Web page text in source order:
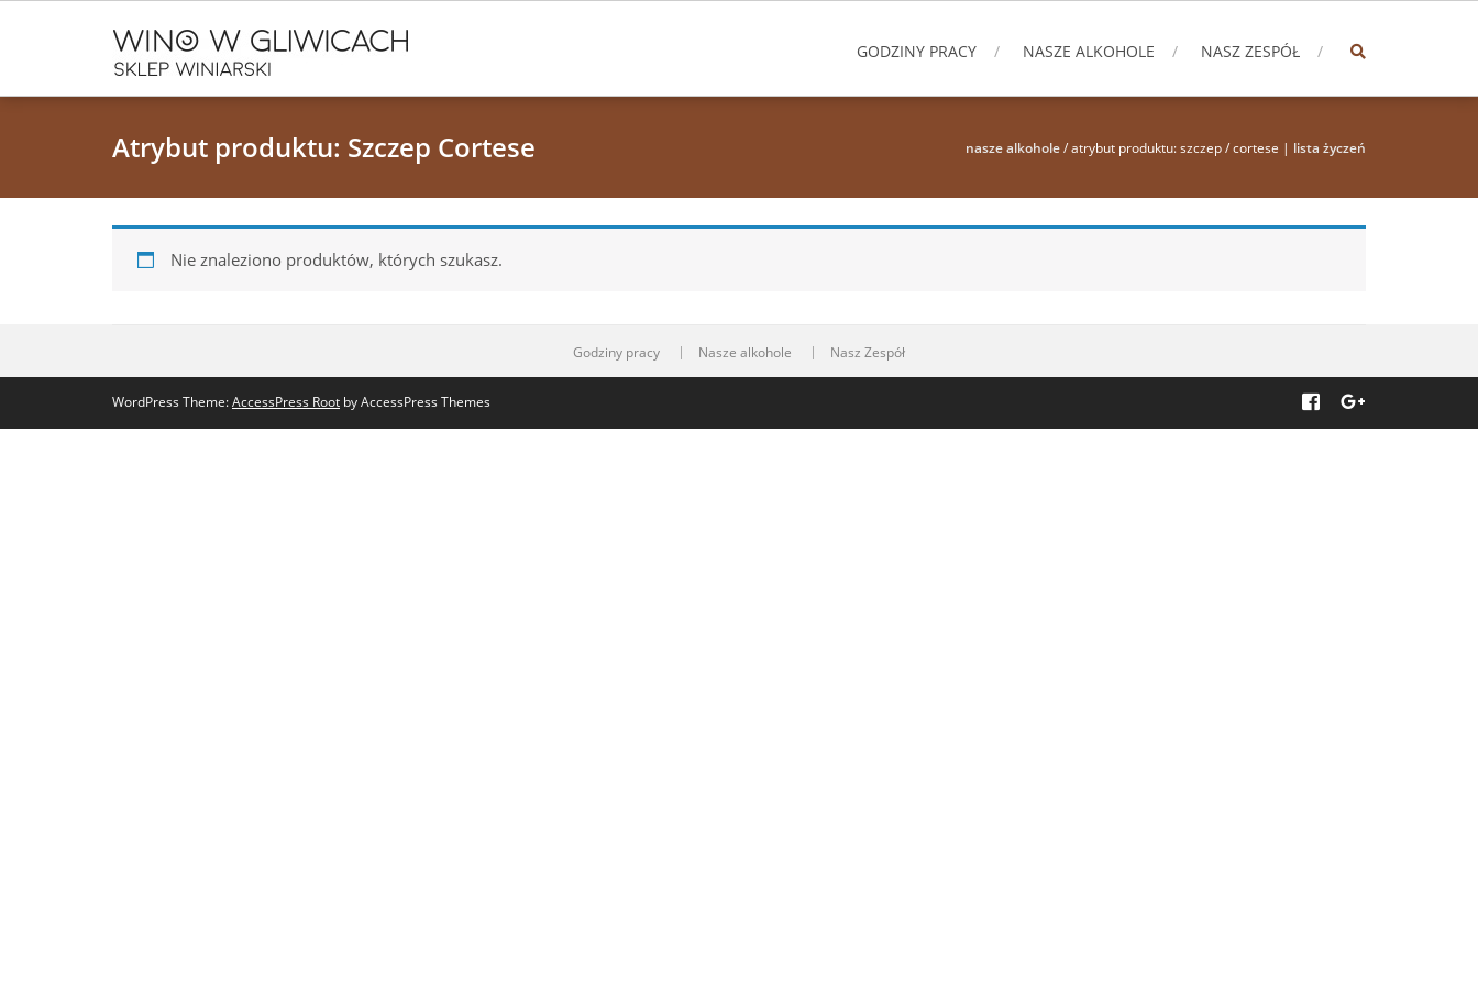
GODZINY PRACY NASZE ALKOHOLE NASZ ZESPÓŁ
Atrybut produktu: Szczep Cortese nasze alkohole/ atrybut produktu: szczep / cortese | lista życzeń
Nie znaleziono produktów, których szukasz.
Godziny pracy Nasze alkohole Nasz Zespół
WordPress Theme:AccessPress Root by AccessPress Themes